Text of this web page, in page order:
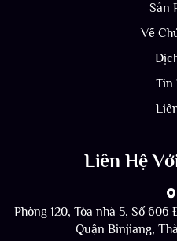
Sản
Về
Tin
Liên Hệ
Phòng 120, Tòa nhà 5, Số
Quận Binjiang,